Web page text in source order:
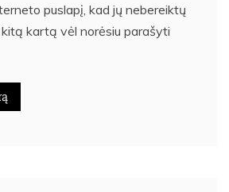
puslapį, kad jų nebereiktų
kartą vėl norėsiu parašyti